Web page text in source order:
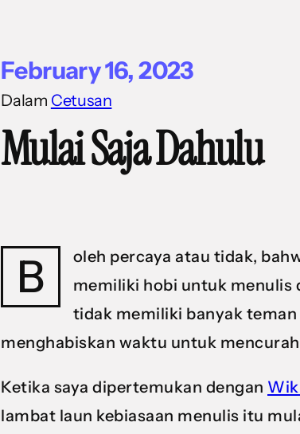
February 16, 2023
Dalam Cetusan
Mulai Saja Dahulu
B
oleh percaya atau tidak,
memiliki hobi untuk menulis
tidak memiliki banyak teman
menghabiskan waktu untuk
Ketika saya dipertemukan dengan
lambat laun kebiasaan menulis itu